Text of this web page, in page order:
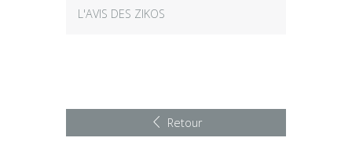
L'AVIS DES ZIKOS
Retour